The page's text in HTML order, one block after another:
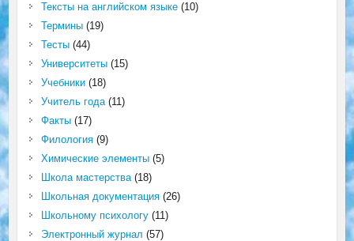
Тексты на английском языке(10)
Термины(19)
Тесты(44)
Университеты(15)
Учебники(18)
Учитель года(11)
Факты(17)
Филология(9)
Химические элементы(5)
Школа мастерства(18)
Школьная документация(26)
Школьному психологу(11)
Электронный журнал (57)